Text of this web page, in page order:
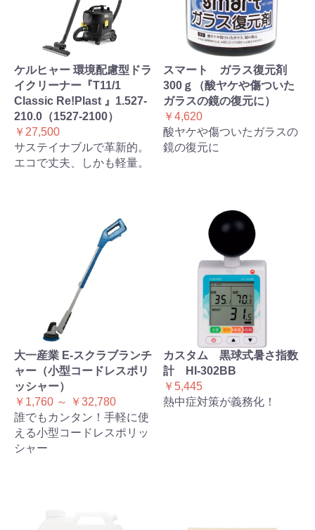
ケルヒャー 環境配慮型ドラ
イクリーナー『T11/1
Classic Re!Plast 』1.527-
210.0（1527-2100）
￥27,500
サステイナブルで革新的。
エコで丈夫、しかも軽量。
スマート ガラス復元剤
300ｇ（酸ヤケや傷ついた
ガラスの鏡の復元に）
￥4,620
酸ヤケや傷ついたガラスの
鏡の復元に
大一産業 E-スクラブランチ
ャー（小型コードレスポリ
ッシャー）
￥1,760 ～ ￥32,780
誰でもカンタン！手軽に使
える小型コードレスポリッ
シャー
カスタム 黒球式暑さ指数
計 HI-302BB
￥5,445
熱中症対策が義務化！